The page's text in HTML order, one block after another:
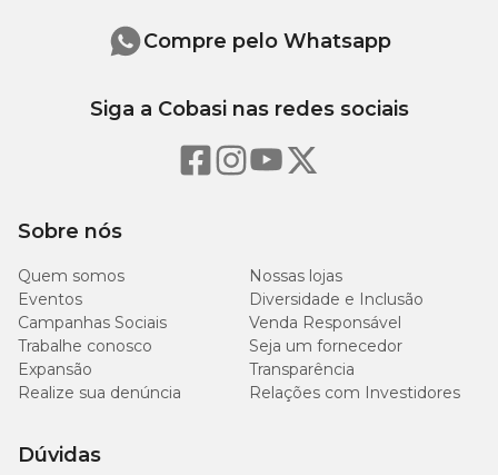
Sobre nós
Quem somos
Nossas lojas
Eventos
Diversidade e Inclusão
Campanhas Sociais
Venda Responsável
Trabalhe conosco
Seja um fornecedor
Expansão
Transparência
Realize sua denúncia
Relações com Investidores
Dúvidas
Compre pelo Whatsapp
Siga a Cobasi nas redes sociais